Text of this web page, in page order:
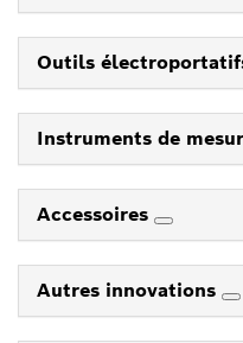
Outils
Instruments de
Accessoires
Autres innovations